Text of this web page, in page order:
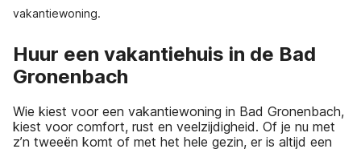
vakantiewoning.
Huur een vakantiehuis in de Bad
Gronenbach
Wie kiest voor een vakantiewoning in Bad Gronenbach,
kiest voor comfort, rust en veelzijdigheid. Of je nu met
z’n tweeën komt of met het hele gezin, er is altijd een